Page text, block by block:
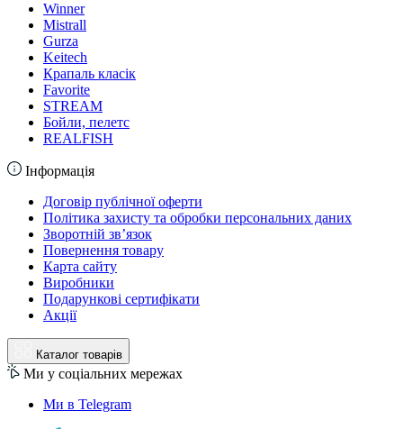
Winner
Mistrall
Gurza
Keitech
Крапаль класік
Favorite
STREAM
Бойли, пелетс
REALFISH
Інформація
Договір публічної оферти
Політика захисту та обробки персональних даних
Зворотній зв’язок
Повернення товару
Карта сайту
Виробники
Подарункові сертифікати
Акції
Каталог товарів
Ми у соціальних мережах
Ми в Telegram